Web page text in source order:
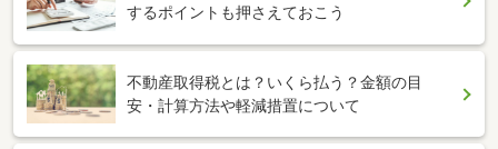
するポイントも押さえておこう
不動産取得税とは？いくら払う？金額の目
安・計算方法や軽減措置について